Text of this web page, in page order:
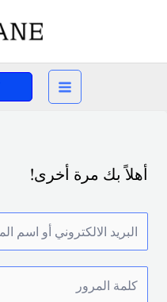
أهلاً بك مرة أخرى!